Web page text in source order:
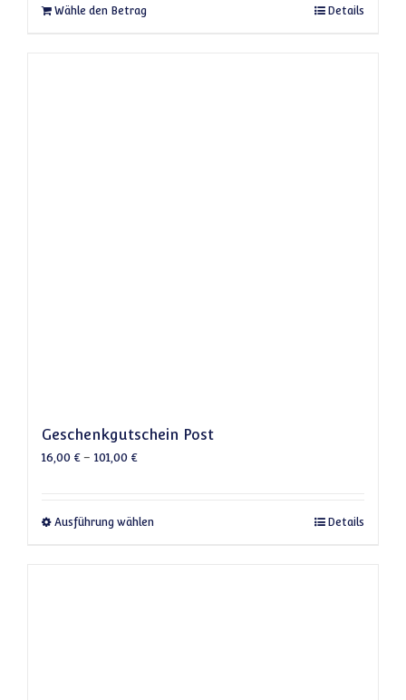
Wähle den Betrag Dieses Produkt weist mehrere Varianten
Details
Geschenkgutschein Post
16,00 €– 101,00 €
Ausführung wählen Dieses Produkt weist mehrere Varianten
Details